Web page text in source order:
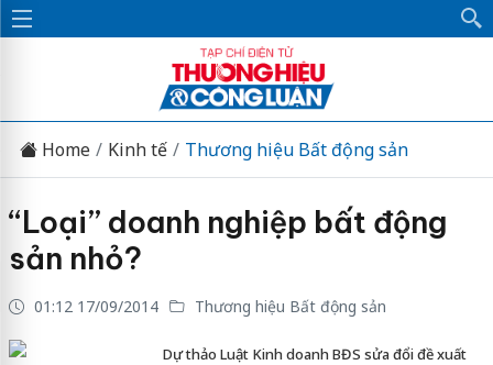
Home Kinh tế Thương hiệu Bất động sản
“Loại” doanh nghiệp bất động
sản nhỏ?
01:12 17/09/2014 Thương hiệu Bất động sản
Dự thảo Luật Kinh doanh BĐS sửa đổi đề xuất